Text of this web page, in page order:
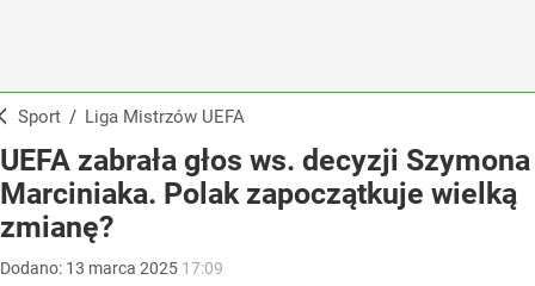
Sport / Liga Mistrzów UEFA
UEFA zabrała głos ws. decyzji Szymona
Marciniaka. Polak zapoczątkuje wielką
zmianę?
Dodano: 13 marca 2025 17:09